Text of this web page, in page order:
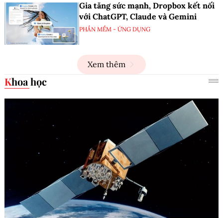
Gia tăng sức mạnh, Dropbox kết nối
với ChatGPT, Claude và Gemini
PHẦN MỀM - ỨNG DỤNG
Xem thêm
Khoa học